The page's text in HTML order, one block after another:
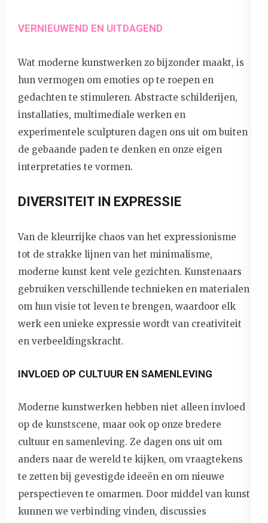
VERNIEUWEND EN UITDAGEND
Wat moderne kunstwerken zo bijzonder maakt, is
hun vermogen om emoties op te roepen en
gedachten te stimuleren. Abstracte schilderijen,
installaties, multimediale werken en
experimentele sculpturen dagen ons uit om buiten
de gebaande paden te denken en onze eigen
interpretaties te vormen.
DIVERSITEIT IN EXPRESSIE
Van de kleurrijke chaos van het expressionisme
tot de strakke lijnen van het minimalisme,
moderne kunst kent vele gezichten. Kunstenaars
gebruiken verschillende technieken en materialen
om hun visie tot leven te brengen, waardoor elk
werk een unieke expressie wordt van creativiteit
en verbeeldingskracht.
INVLOED OP CULTUUR EN SAMENLEVING
Moderne kunstwerken hebben niet alleen invloed
op de kunstscene, maar ook op onze bredere
cultuur en samenleving. Ze dagen ons uit om
anders naar de wereld te kijken, om vraagtekens
te zetten bij gevestigde ideeën en om nieuwe
perspectieven te omarmen. Door middel van kunst
kunnen we verbinding vinden, discussies